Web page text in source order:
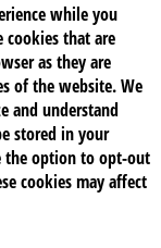
while you
cookies that are
as they are
of the website. We
and understand
stored in your
the option to opt-out
cookies may affect